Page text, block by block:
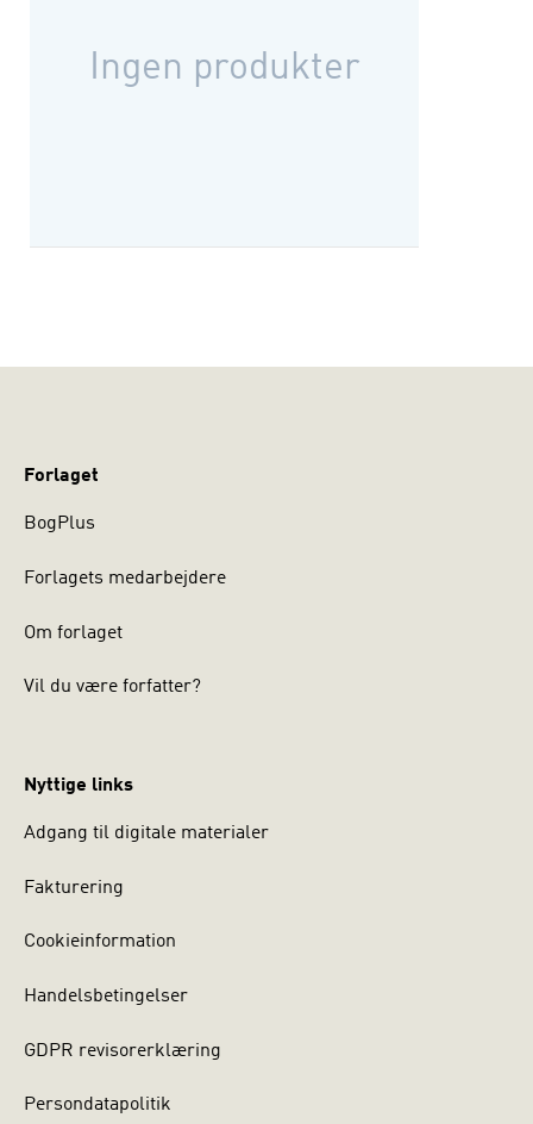
Ingen produkter
Forlaget
BogPlus
Forlagets medarbejdere
Om forlaget
Vil du være forfatter?
Nyttige links
Adgang til digitale materialer
Fakturering
Cookieinformation
Handelsbetingelser
GDPR revisorerklæring
Persondatapolitik